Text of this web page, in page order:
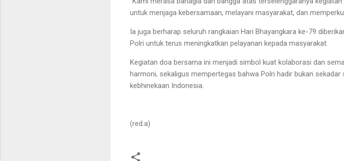
untuk menjaga kebersamaan, melayani masyarakat, dan
Ia juga berharap seluruh rangkaian Hari Bhayangkara ke-79
Polri untuk terus meningkatkan pelayanan kepada masyarakat.
Kegiatan doa bersama ini menjadi simbol kuat kolaborasi dan
harmoni, sekaligus mempertegas bahwa Polri hadir bukan
kebhinekaan Indonesia.
(red.a)